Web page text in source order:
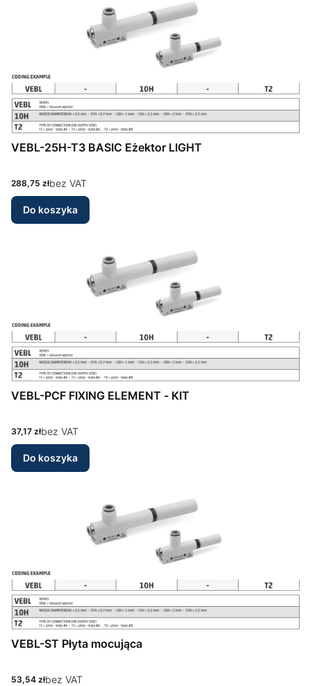
VEBL-25H-T3 BASIC Eżektor LIGHT
Cena
288,75 złbez VAT
Do koszyka
VEBL-PCF FIXING ELEMENT - KIT
Cena
37,17 złbez VAT
Do koszyka
VEBL-ST Płyta mocująca
Cena
53,54 złbez VAT